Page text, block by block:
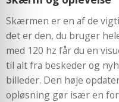
Skærmen er en af de
det er den, du bruger
med 120 hz får du en
til alt fra beskeder og
billeder. Den høje
opløsning gør især en